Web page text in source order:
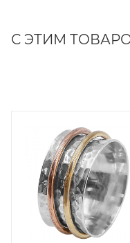
С ЭТИМ